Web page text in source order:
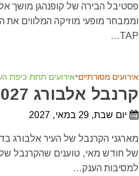
פסטיבל הבירה של קופנהגן מושך
וממבחר מופעי מוזיקה המלווים
TAP...
אירועים מסורתיים•אירועים תחת כיפת
קרנבל אלבורג 2027
יום שבת, 29 במאי, 2027
מארגני הקרנבל של העיר אלבורג
של חודש מאי, טוענים שהקרנבל
למסיבות הענק...